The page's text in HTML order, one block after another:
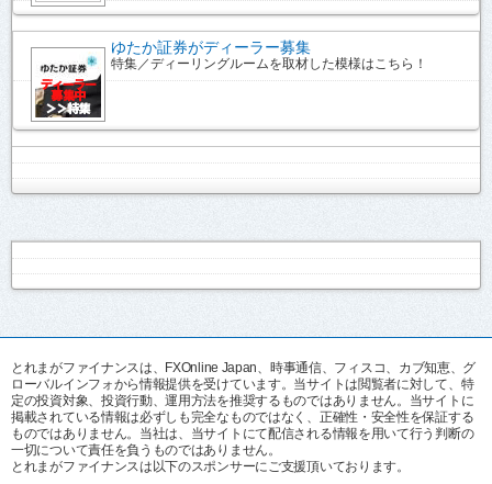
ゆたか証券がディーラー募集
特集／ディーリングルームを取材した模様はこちら！
とれまがファイナンスは、FXOnline Japan、時事通信、フィスコ、カブ知恵、グ
ローバルインフォから情報提供を受けています。当サイトは閲覧者に対して、特
定の投資対象、投資行動、運用方法を推奨するものではありません。当サイトに
掲載されている情報は必ずしも完全なものではなく、正確性・安全性を保証する
ものではありません。当社は、当サイトにて配信される情報を用いて行う判断の
一切について責任を負うものではありません。
とれまがファイナンスは以下のスポンサーにご支援頂いております。